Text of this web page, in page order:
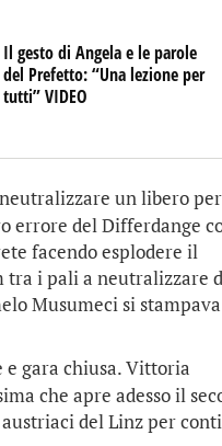
Il gesto di Angela e le parole
del Prefetto: “Una lezione per
tutti” VIDEO
un libero
errore del Differdange
facendo esplodere il
tra i pali a neutralizzare
Musumeci si
gara chiusa. Vittoria
che apre adesso il
del Linz per